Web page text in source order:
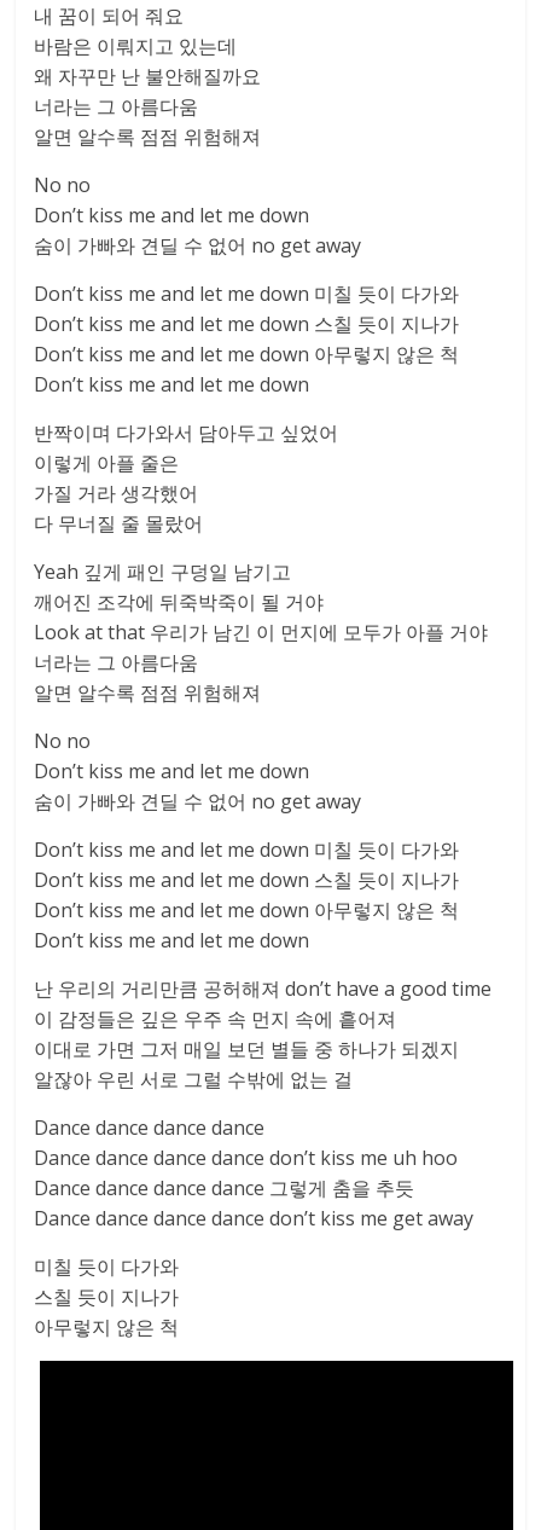
내 꿈이 되어 줘요
바람은 이뤄지고 있는데
왜 자꾸만 난 불안해질까요
너라는 그 아름다움
알면 알수록 점점 위험해져
No no
Don’t kiss me and let me down
숨이 가빠와 견딜 수 없어 no get away
Don’t kiss me and let me down 미칠 듯이 다가와
Don’t kiss me and let me down 스칠 듯이 지나가
Don’t kiss me and let me down 아무렇지 않은 척
Don’t kiss me and let me down
반짝이며 다가와서 담아두고 싶었어
이렇게 아플 줄은
가질 거라 생각했어
다 무너질 줄 몰랐어
Yeah 깊게 패인 구덩일 남기고
깨어진 조각에 뒤죽박죽이 될 거야
Look at that 우리가 남긴 이 먼지에 모두가 아플 거야
너라는 그 아름다움
알면 알수록 점점 위험해져
No no
Don’t kiss me and let me down
숨이 가빠와 견딜 수 없어 no get away
Don’t kiss me and let me down 미칠 듯이 다가와
Don’t kiss me and let me down 스칠 듯이 지나가
Don’t kiss me and let me down 아무렇지 않은 척
Don’t kiss me and let me down
난 우리의 거리만큼 공허해져 don’t have a good time
이 감정들은 깊은 우주 속 먼지 속에 흩어져
이대로 가면 그저 매일 보던 별들 중 하나가 되겠지
알잖아 우린 서로 그럴 수밖에 없는 걸
Dance dance dance dance
Dance dance dance dance don’t kiss me uh hoo
Dance dance dance dance 그렇게 춤을 추듯
Dance dance dance dance don’t kiss me get away
미칠 듯이 다가와
스칠 듯이 지나가
아무렇지 않은 척